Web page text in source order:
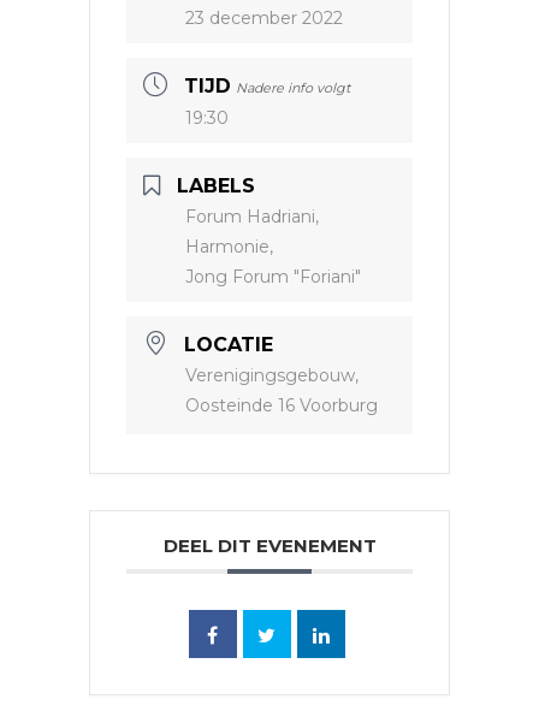
23 december 2022
TIJD Nadere info volgt
19:30
LABELS
Forum Hadriani,
Harmonie,
Jong Forum "Foriani"
LOCATIE
Verenigingsgebouw,
Oosteinde 16 Voorburg
DEEL DIT EVENEMENT